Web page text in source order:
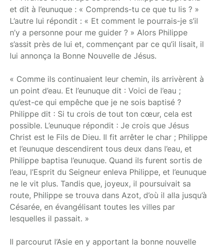
et dit à l’eunuque : « Comprends-tu ce que tu lis ? »
L’autre lui répondit : « Et comment le pourrais-je s’il
n’y a personne pour me guider ? » Alors Philippe
s’assit près de lui et, commençant par ce qu’il lisait, il
lui annonça la Bonne Nouvelle de Jésus.
« Comme ils continuaient leur chemin, ils arrivèrent à
un point d’eau. Et l’eunuque dit : Voici de l’eau ;
qu’est-ce qui empêche que je ne sois baptisé ?
Philippe dit : Si tu crois de tout ton cœur, cela est
possible. L’eunuque répondit : Je crois que Jésus
Christ est le Fils de Dieu. Il fit arrêter le char ; Philippe
et l’eunuque descendirent tous deux dans l’eau, et
Philippe baptisa l’eunuque. Quand ils furent sortis de
l’eau, l’Esprit du Seigneur enleva Philippe, et l’eunuque
ne le vit plus. Tandis que, joyeux, il poursuivait sa
route, Philippe se trouva dans Azot, d’où il alla jusqu’à
Césarée, en évangélisant toutes les villes par
lesquelles il passait. »
Il parcourut l’Asie en y apportant la bonne nouvelle